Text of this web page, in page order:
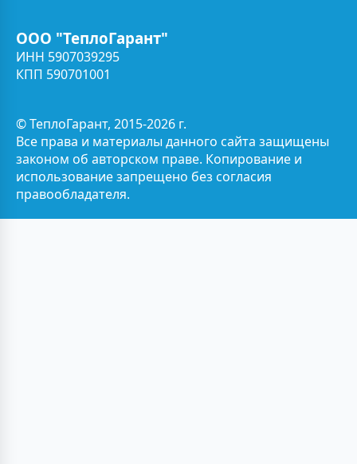
ООО "ТеплоГарант"
ИНН 5907039295
КПП 590701001
© ТеплоГарант, 2015-2026 г.
Все права и материалы данного сайта защищены
законом об авторском праве. Копирование и
использование запрещено без согласия
правообладателя.